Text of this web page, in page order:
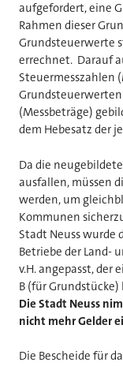
aufgefordert, eine
Rahmen dieser
Grundsteuerwerte
errechnet. Darauf
Steuermesszahlen
(Messbeträge)
dem Hebesatz der
Da die
ausfallen, müssen
werden, um
Kommunen
Stadt Neuss wurde
Betriebe der Land-
v.H. angepasst,
B (für Grundstücke)
Die Stadt Neuss
nicht mehr Gelder
Die Bescheide für